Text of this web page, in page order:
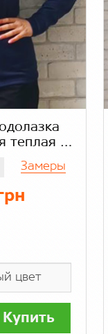
теплая с
Замеры
Купить